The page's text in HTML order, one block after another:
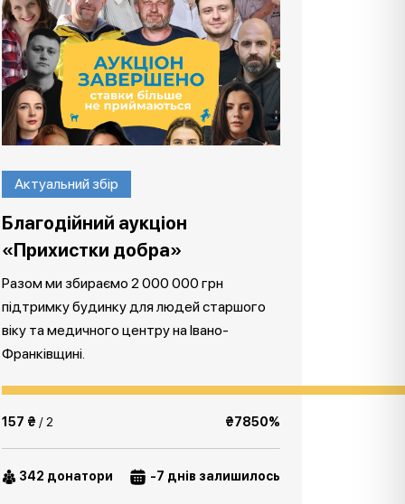
Актуальний збір
Благодійний аукціон
«Прихистки добра»
Разом ми збираємо 2 000 000 грн
підтримку будинку для людей старшого
віку та медичного центру на Івано-
Франківщині.
157 ₴ / 2 ₴7850%
342 донатори -7 днів залишилось